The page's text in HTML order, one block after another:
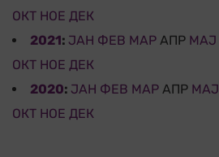
ОКТ НОЕ ДЕК
2021: ЈАН ФЕВ МАР АПР МАЈ
ОКТ НОЕ ДЕК
2020: ЈАН ФЕВ МАР АПР МАЈ
ОКТ НОЕ ДЕК